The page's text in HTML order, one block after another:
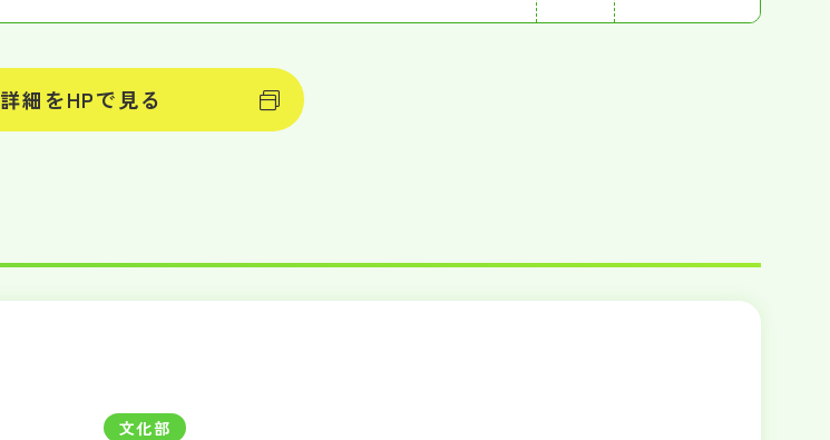
詳細をHPで見る
文化部